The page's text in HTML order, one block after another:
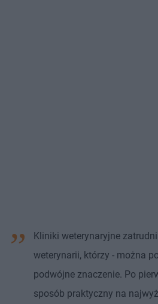
Kliniki weterynaryjne
weterynarii, którzy - można
podwójne znaczenie. Po
sposób praktyczny na